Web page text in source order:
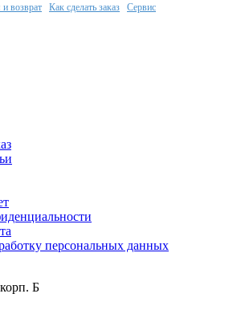
и возврат Как сделать заказ Сервис
персональных данных
Б